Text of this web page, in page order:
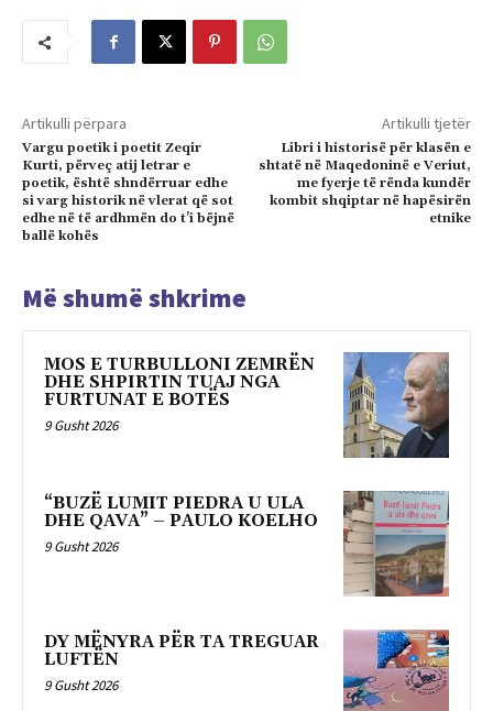
Artikulli përpara
Vargu poetik i poetit Zeqir
Kurti, përveç atij letrar e
poetik, është shndërruar edhe
si varg historik në vlerat që sot
edhe në të ardhmën do t’i bëjnë
ballë kohës
Artikulli tjetër
Libri i historisë për klasën e
shtatë në Maqedoninë e Veriut,
me fyerje të rënda kundër
kombit shqiptar në hapësirën
etnike
Më shumë shkrime
MOS E TURBULLONI ZEMRËN
DHE SHPIRTIN TUAJ NGA
FURTUNAT E BOTËS
9 Gusht 2026
“BUZË LUMIT PIEDRA U ULA
DHE QAVA” – PAULO KOELHO
9 Gusht 2026
DY MËNYRA PËR TA TREGUAR
LUFTËN
9 Gusht 2026